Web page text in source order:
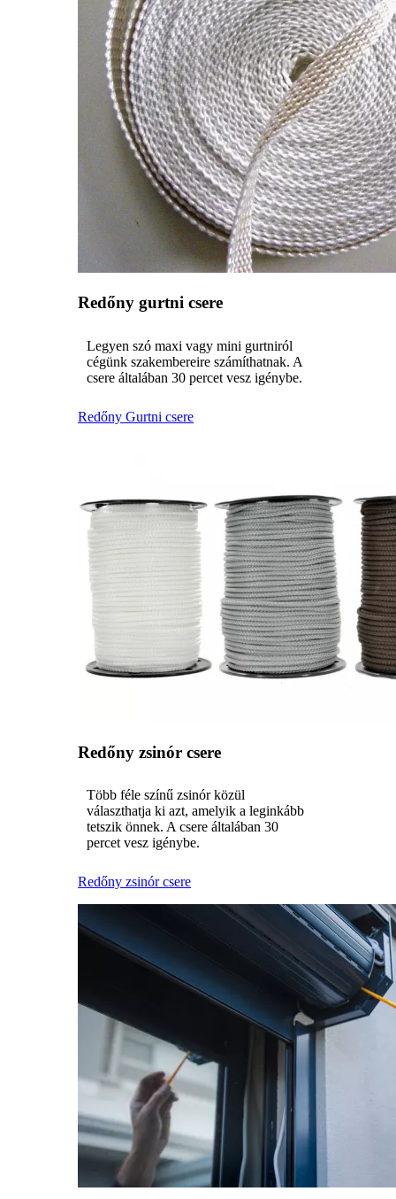
Redőny gurtni csere
Legyen szó maxi vagy mini gurtniról
cégünk szakembereire számíthatnak. A
csere általában 30 percet vesz igénybe.
Redőny Gurtni csere
Redőny zsinór csere
Több féle színű zsinór közül
választhatja ki azt, amelyik a leginkább
tetszik önnek. A csere általában 30
percet vesz igénybe.
Redőny zsinór csere